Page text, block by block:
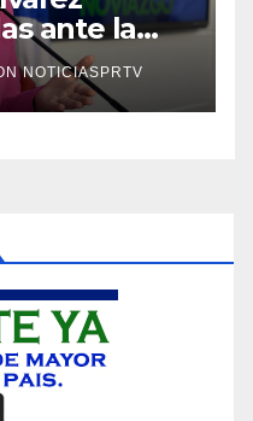
ante la
NOTICIASPRTV